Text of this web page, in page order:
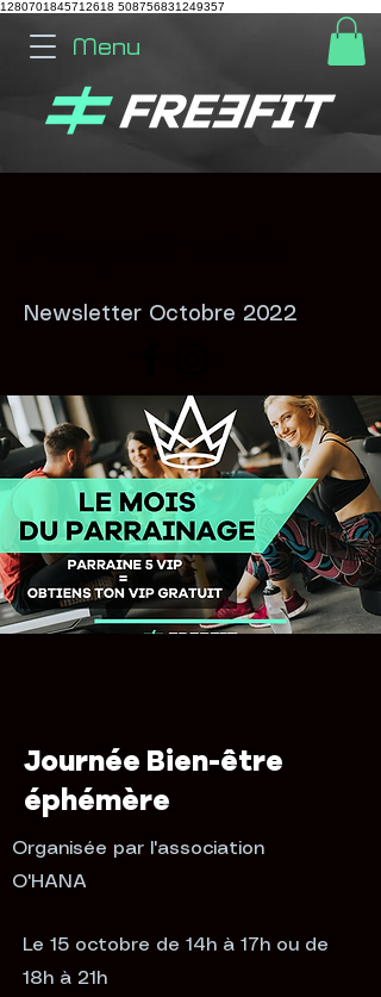
1280701845712618 508756831249357
Menu
Newsletter Octobre 2022
Journée Bien-être
éphémère
Organisée par l'association
O'HANA
Le 15 octobre de 14h à 17h ou de
18h à 21h